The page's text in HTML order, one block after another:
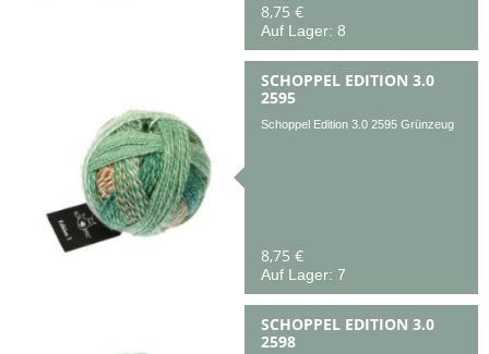
8,75 €
Auf Lager: 8
SCHOPPEL EDITION 3.0
2595
Schoppel Edition 3.0 2595 Grünzeug
8,75 €
Auf Lager: 7
SCHOPPEL EDITION 3.0
2598